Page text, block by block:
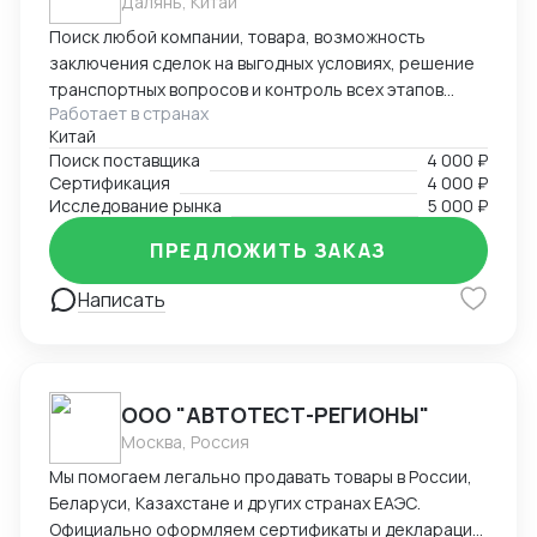
Поиск любой компании, товара, возможность
заключения сделок на выгодных условиях, решение
транспортных вопросов и контроль всех этапов
сотрудничества с иностранными партнерами.
Работает в странах
Китай
Поиск поставщика
4 000 ₽
Сертификация
4 000 ₽
Исследование рынка
5 000 ₽
Написать
ПРЕДЛОЖИТЬ ЗАКАЗ
ООО "АВТОТЕСТ-РЕГИОНЫ"
Москва, Россия
Мы помогаем легально продавать товары в России,
Беларуси, Казахстане и других странах ЕАЭС.
Официально оформляем сертификаты и декларации